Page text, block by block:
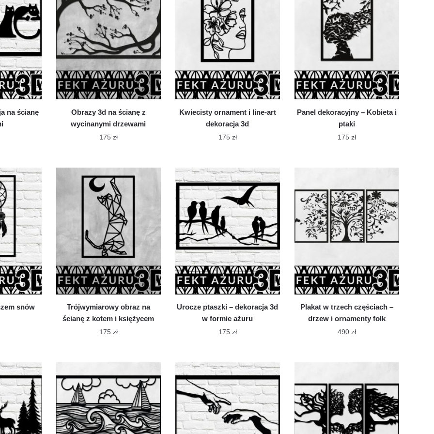
wariantów.
Opcje
można
wybrać
na
stronie
produktu
Opcje
można
wybrać
stronie
wariantów.
Opcje
można
wybrać
na
produktu
na ścianę
Obrazy 3d na ścianę z
wycinanymi drzewami
175 zł
produkt
ma
wiele
wariantów.
Opcje
można
wybrać
na
stronie
produktu
Kwiecisty ornament i line-art
dekoracja 3d
175 zł
produkt
ma
wiele
wariantów.
Opcje
można
wybrać
na
stronie
produktu
Panel dekoracyjny – Kobieta i
ptaki
175 zł
wiele
wariantów.
Opcje
można
wybrać
produktu
snów
Trójwymiarowy obraz na
ścianę z kotem i księżycem
175 zł
wiele
wariantów.
Opcje
można
Urocze ptaszki – dekoracja 3d
w formie ażuru
175 zł
produkt
ma
wiele
wariantów.
Opcje
można
Plakat w trzech częściach –
drzew i ornamenty folk
490 zł
wiele
wariantów.
Opcje
można